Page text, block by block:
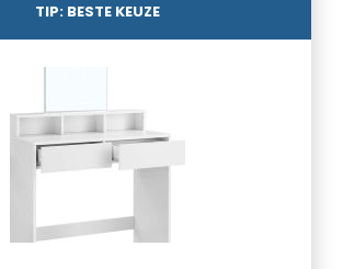
TIP: BESTE KEUZE